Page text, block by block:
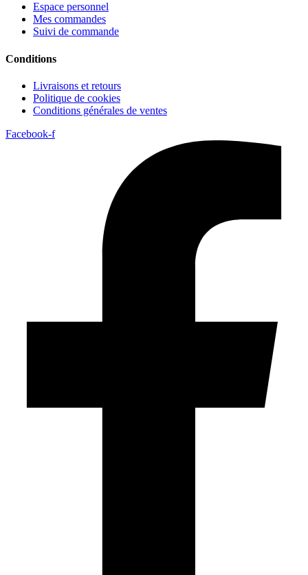
Espace personnel
Mes commandes
Suivi de commande
Conditions
Livraisons et retours
Politique de cookies
Conditions générales de ventes
Facebook-f